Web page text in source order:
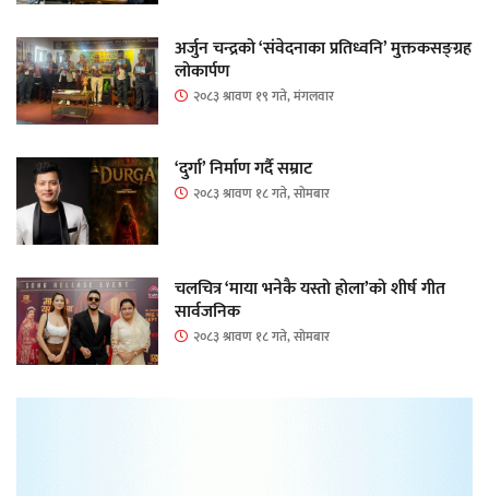
अर्जुन चन्द्रको ‘संवेदनाका प्रतिध्वनि’ मुक्तकसङ्ग्रह
लोकार्पण
२०८३ श्रावण १९ गते, मंगलवार
‘दुर्गा’ निर्माण गर्दै सम्राट
२०८३ श्रावण १८ गते, सोमबार
चलचित्र ‘माया भनेकै यस्तो होला’को शीर्ष गीत
सार्वजनिक
२०८३ श्रावण १८ गते, सोमबार